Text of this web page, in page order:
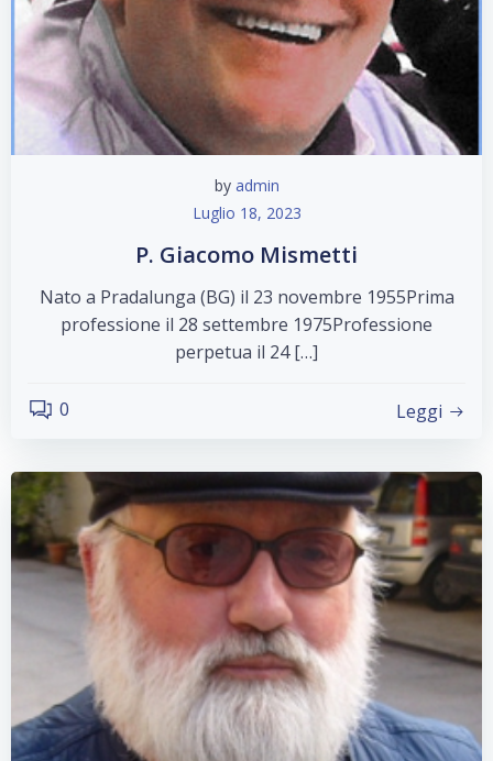
by admin
Luglio 18, 2023
P. Giacomo Mismetti
Nato a Pradalunga (BG) il 23 novembre 1955Prima
professione il 28 settembre 1975Professione
perpetua il 24 […]
0 Leggi